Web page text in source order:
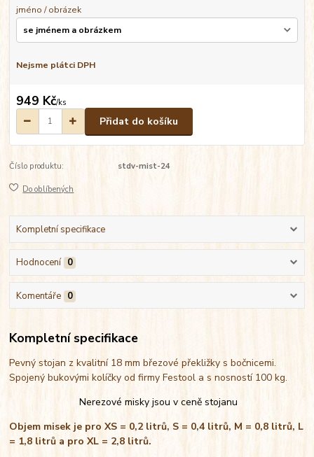
jméno / obrázek
Nejsme plátci DPH
949 Kč/ks
Přidat do košíku
Číslo produktu: stdv-mist-24
Do oblíbených
Kompletní specifikace
Hodnocení 0
Komentáře 0
Kompletní specifikace
Pevný stojan z kvalitní 18 mm březové překližky s bočnicemi.
Spojený bukovými kolíčky od firmy Festool a s nosností 100 kg.
Nerezové misky jsou v ceně stojanu
Objem misek je pro XS = 0,2 litrů, S = 0,4 litrů, M = 0,8 litrů, L
= 1,8 litrů a pro XL = 2,8 litrů.